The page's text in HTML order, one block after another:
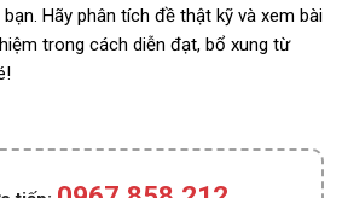
Hãy phân tích đề thật kỹ và xem bài
trong cách diễn đạt, bổ xung từ